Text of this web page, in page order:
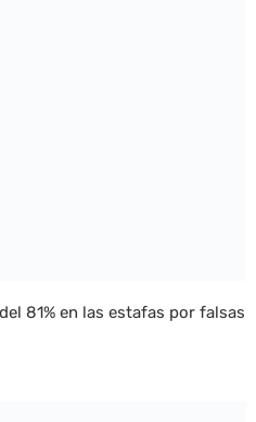
81% en las estafas por falsas